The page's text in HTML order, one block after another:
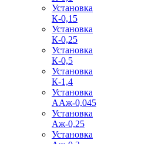
Установка
К-0,15
Установка
К-0,25
Установка
К-0,5
Установка
К-1,4
Установка
ААж-0,045
Установка
Аж-0,25
Установка